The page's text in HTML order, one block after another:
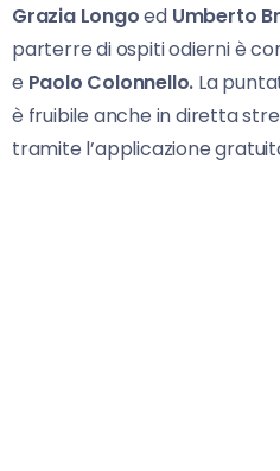
Grazia Longoed Umberto
parterre di ospiti odierni è
e Paolo Colonnello. La
è fruibile anche in diretta
tramite l’applicazione